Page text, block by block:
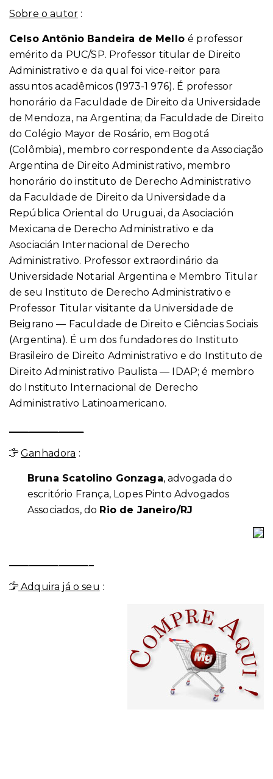
Sobre o autor :
Celso Antônio Bandeira de Melloé professor
emérito da PUC/SP. Professor titular de Direito
Administrativo e da qual foi vice-reitor para
assuntos acadêmicos (1973-1 976). É professor
honorário da Faculdade de Direito da Universidade
de Mendoza, na Argentina; da Faculdade de Direito
do Colégio Mayor de Rosário, em Bogotá
(Colômbia), membro correspondente da Associação
Argentina de Direito Administrativo, membro
honorário do instituto de Derecho Administrativo
da Faculdade de Direito da Universidade da
República Oriental do Uruguai, da Asociación
Mexicana de Derecho Administrativo e da
Asociacián Internacional de Derecho
Administrativo. Professor extraordinário da
Universidade Notarial Argentina e Membro Titular
de seu Instituto de Derecho Administrativo e
Professor Titular visitante da Universidade de
Beigrano — Faculdade de Direito e Ciências Sociais
(Argentina). É um dos fundadores do Instituto
Brasileiro de Direito Administrativo e do Instituto de
Direito Administrativo Paulista — IDAP; é membro
do Instituto Internacional de Derecho
Administrativo Latinoamericano.
Ganhadora :
Bruna Scatolino Gonzaga, advogada do
escritório França, Lopes Pinto Advogados
Associados, do Rio de Janeiro/RJ
Adquira já o seu :